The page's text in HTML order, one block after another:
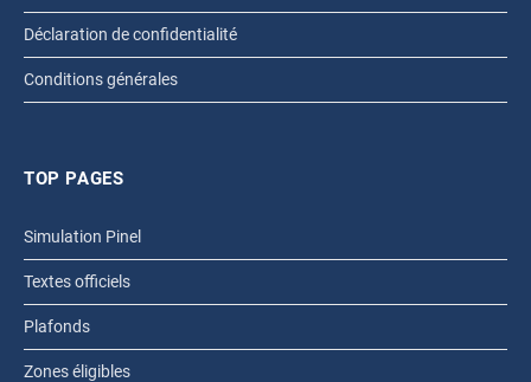
Déclaration de confidentialité
Conditions générales
TOP PAGES
Simulation Pinel
Textes officiels
Plafonds
Zones éligibles